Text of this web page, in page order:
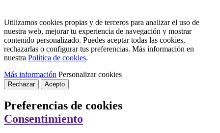
Utilizamos cookies propias y de terceros para analizar el uso de
nuestra web, mejorar tu experiencia de navegación y mostrar
contenido personalizado. Puedes aceptar todas las cookies,
rechazarlas o configurar tus preferencias. Más información en
nuestra Política de cookies.
Más información Personalizar cookies
Rechazar Acepto
Preferencias de cookies
Consentimiento